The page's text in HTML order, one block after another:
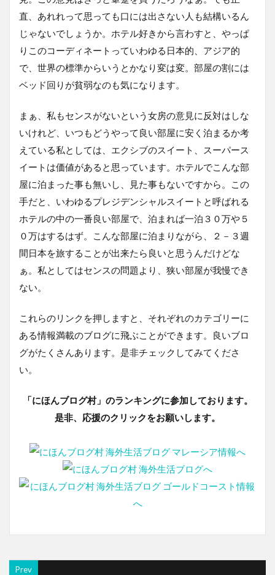
直、あれれって思っても口には出さない人も結構いるん
じゃないでしょうか。ホテル好きから言わすと、やっぱ
りこのコーディネートっていわゆる日本的、アジア的
で、世界の標準からいうとかなり変は変。部屋の割には
ベッド回りが貧弱なのも気になります。
まぁ、私もセンスがないという女房の意見に反対はしな
いけれど、いつもどうやって良い部屋に安く泊まるか考
えている私としては、エクシブのスイート、スーパース
イートは価値があると思っています。ホテルでこんな部
屋に泊まった事も無いし、見た事もないですから。この
手だと、いわゆるプレジデンシャルスイートと呼ばれる
ホテルの中の一番良い部屋で、泊まれば一泊３０万や５
０万はするはず。こんな部屋に泊まりながら、２－３週
間日本を旅することが出来たら良いと思うんだけどな
ぁ。私としてはセンスの問題より、狭い部屋が我慢でき
ない。
これらのリンクを押しますと、それぞれのカテゴリーに
ある情報満載のブログに飛ぶことができます。良いブロ
グがたくさんあります。是非チェックしてみてくださ
い。
「にほんブログ村」のランキングに参加しております。
是非、応援のクリックをお願いします。
Prev